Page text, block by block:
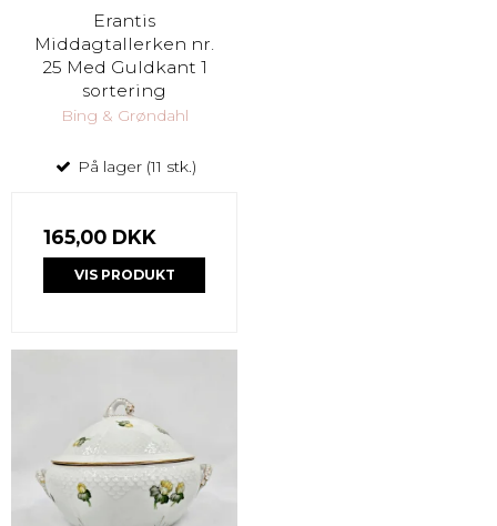
Erantis
Middagtallerken nr.
25 Med Guldkant 1
sortering
Bing & Grøndahl
På lager (11 stk.)
165,00 DKK
VIS PRODUKT